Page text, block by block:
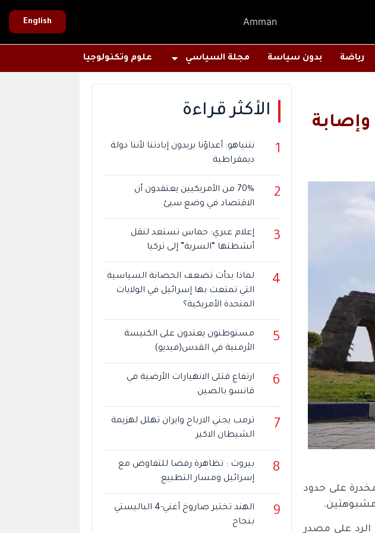
Amman
English
رياضة بدون سياسة مجلة السياسي علوم وتكنولوجيا
وإصابة
على حدود
مشبوهتين.
الرد على مصدر
الأكثر قراءة
1
نتنياهو: أعداؤنا يريدون إبادتنا لأننا دولة
ديمقراطية
2
70% من الأمريكيين يعتقدون أن
الاقتصاد في وضع سيئ
3
إعلام عبري: حماس تستعد لنقل
أنشطتها “السرية” إلى تركيا
4
لماذا بدأت تضعف الحصانة السياسية
التي تمتعت بها إسرائيل في الولايات
المتحدة الأمريكية؟
5
مستوطنون يعتدون على الكنيسة
الأرمنية في القدس(فيديو)
6
ارتفاع قتلى الانهيارات الأرضية في
قانسو بالصين
7
ترمب يجني الارباح وايران تهلل لهزيمة
الشيطان الاكبر
8
بيروت : تظاهرة رفضا للتفاوض مع
إسرائيل ومسار التطبيع
9
الهند تختبر صاروخ أغني-4 الباليستي
بنجاح